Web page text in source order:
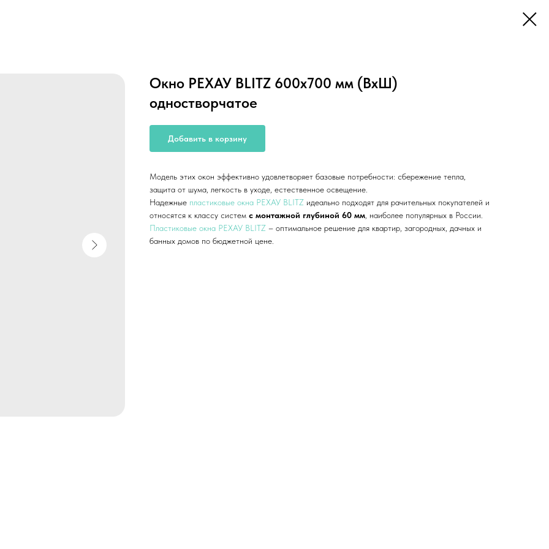
Окно РЕХАУ BLITZ 600х700 мм (ВхШ)
одностворчатое
Добавить в корзину
Модель этих окон эффективно удовлетворяет базовые потребности: сбережение тепла,
защита от шума, легкость в уходе, естественное освещение.
Надежные пластиковые окна РЕХАУ BLITZ идеально подходят для рачительных покупателей и
относятся к классу систем с монтажной глубиной 60 мм, наиболее популярных в России.
Пластиковые окна РЕХАУ BLITZ – оптимальное решение для квартир, загородных, дачных и
банных домов по бюджетной цене.